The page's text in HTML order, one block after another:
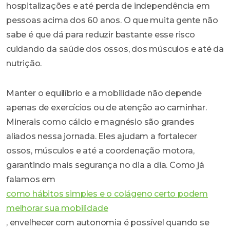
hospitalizações e até perda de independência em
pessoas acima dos 60 anos. O que muita gente não
sabe é que dá para reduzir bastante esse risco
cuidando da saúde dos ossos, dos músculos e até da
nutrição.
Manter o equilíbrio e a mobilidade não depende
apenas de exercícios ou de atenção ao caminhar.
Minerais como cálcio e magnésio são grandes
aliados nessa jornada. Eles ajudam a fortalecer
ossos, músculos e até a coordenação motora,
garantindo mais segurança no dia a dia. Como já
falamos em
como hábitos simples e o colágeno certo podem
melhorar sua mobilidade
, envelhecer com autonomia é possível quando se